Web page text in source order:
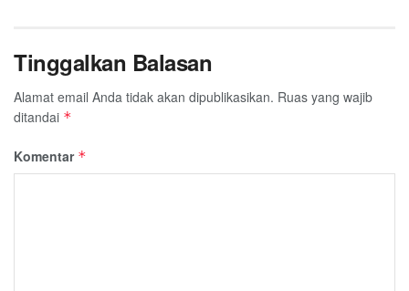
Tinggalkan Balasan
Alamat email Anda tidak akan dipublikasikan. Ruas yang wajib
ditandai *
Komentar *